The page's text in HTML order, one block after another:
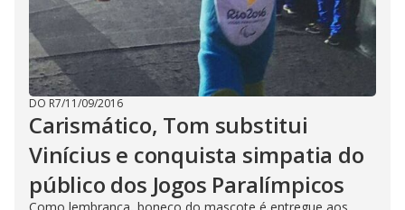
DO R7/11/09/2016
Carismático, Tom substitui
Vinícius e conquista simpatia do
público dos Jogos Paralímpicos